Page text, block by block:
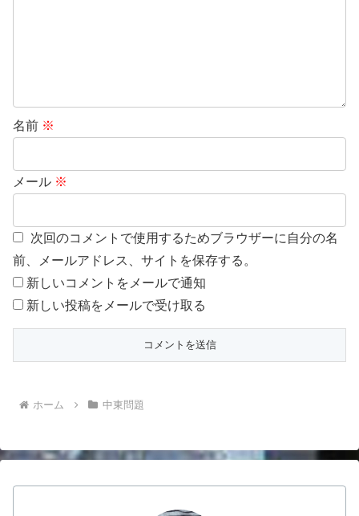
名前 ※
メール ※
次回のコメントで使用するためブラウザーに自分の名
前、メールアドレス、サイトを保存する。
新しいコメントをメールで通知
新しい投稿をメールで受け取る
ホーム 中東問題